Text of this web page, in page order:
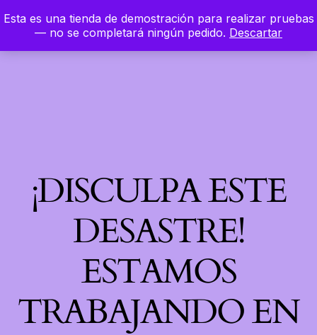
Esta es una tienda de demostración para realizar pruebas
— no se completará ningún pedido. Descartar
Hierbaloca LinkedIn
Instagram
Facebook
Acceder
¡DISCULPA ESTE
DESASTRE!
ESTAMOS
TRABAJANDO EN